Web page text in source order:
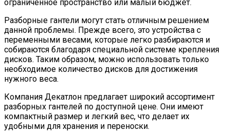
ограниченное пространство или малый бюджет.
Разборные гантели могут стать отличным решением
данной проблемы. Прежде всего, это устройства с
переменными весами, которые легко разбираются и
собираются благодаря специальной системе крепления
дисков. Таким образом, можно использовать только
необходимое количество дисков для достижения
нужного веса.
Компания Декатлон предлагает широкий ассортимент
разборных гантелей по доступной цене. Они имеют
компактный размер и легкий вес, что делает их
удобными для хранения и переноски.